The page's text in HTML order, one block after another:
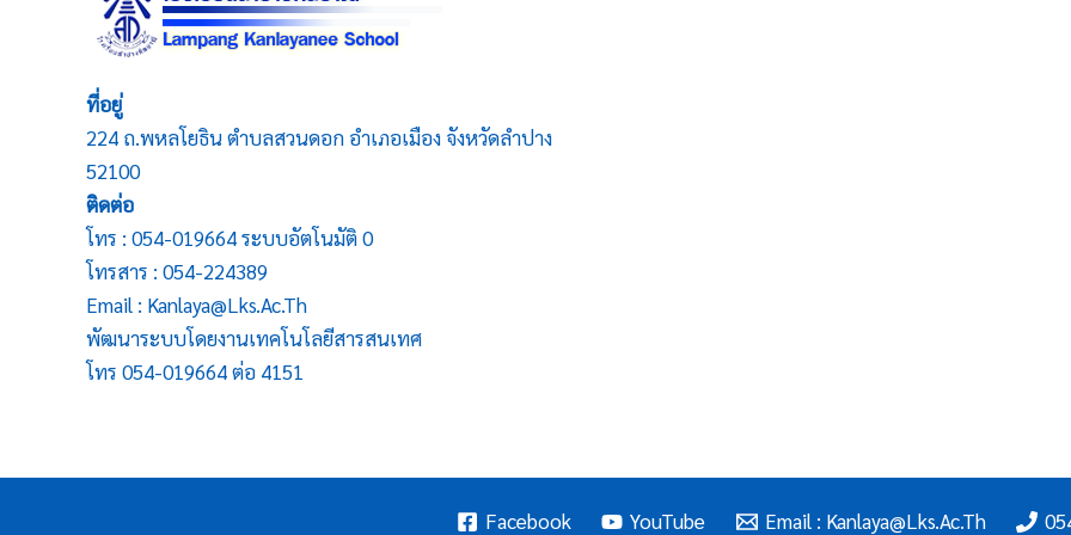
ที่อยู่
224 ถ.พหลโยธิน ตำบลสวนดอก อำเภอเมือง จังหวัดลำปาง
52100
ติดต่อ
โทร : 054-019664 ระบบอัตโนมัติ 0
โทรสาร : 054-224389
Email : Kanlaya@lks.ac.th
พัฒนาระบบโดยงานเทคโนโลยีสารสนเทศ
โทร 054-019664 ต่อ 4151
Facebook YouTube Email : Kanlaya@lks.ac.th